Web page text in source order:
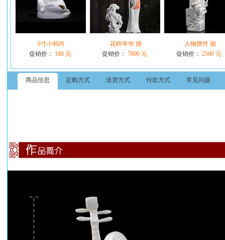
6寸小和尚
促销价：
180 元
花样年华 德
促销价： 7800 元
人物摆件 德
促销价： 2500 元
商品信息 定购方式 送货方式 付款方式 常见问题